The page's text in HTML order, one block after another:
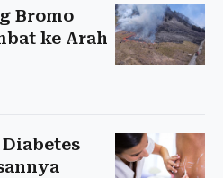
Bromo
ke Arah